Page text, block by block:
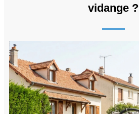
vidange ?